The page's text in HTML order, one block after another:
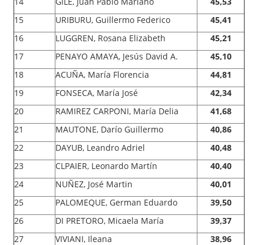
15
URIBURU, Guillermo Federico
45,41
16
LUGGREN, Rosana Elizabeth
45,21
17
PENAYO AMAYA, Jesús David A.
45,10
18
ACUÑA, María Florencia
44,81
19
FONSECA, María José
42,34
20
RAMIREZ CARPONI, María Delia
41,68
21
MAUTONE, Darío Guillermo
40,86
22
DAYUB, Leandro Adriel
40,48
23
CLPAIER, Leonardo Martín
40,40
24
NUÑEZ, José Martin
40,01
25
PALOMEQUE, German Eduardo
39,50
26
DI PRETORO, Micaela María
39,37
27
VIVIANI, Ileana
38,96